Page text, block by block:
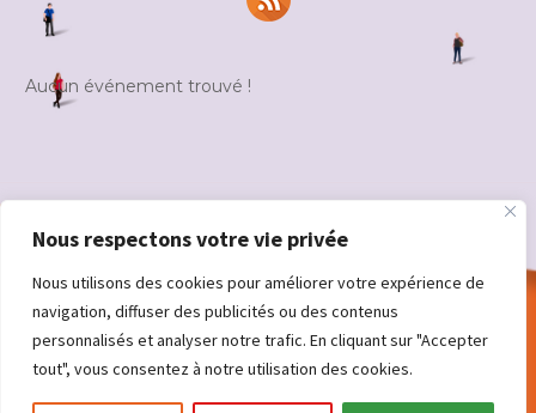
Nous respectons votre vie privée
Nous utilisons des cookies pour améliorer votre expérience de
navigation, diffuser des publicités ou des contenus
personnalisés et analyser notre trafic. En cliquant sur "Accepter
tout", vous consentez à notre utilisation des cookies.
Aucun événement trouvé !
VOIR LES DATES